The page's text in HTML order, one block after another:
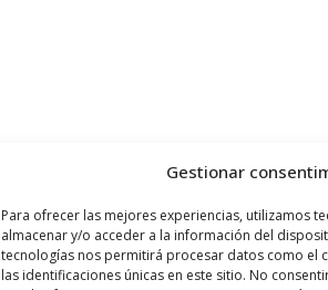
Gestionar
Para ofrecer las mejores experiencias, utilizamos
almacenar y/o acceder a la información del
tecnologías nos permitirá procesar datos como el
las identificaciones únicas en este sitio. No